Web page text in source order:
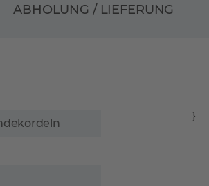
}
ABHOLUNG / LIEFERUNG